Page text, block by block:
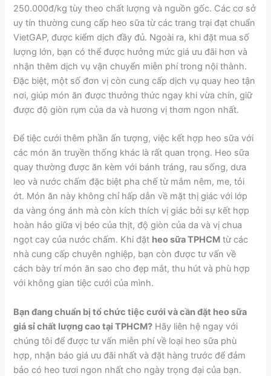
250.000đ/kg tùy theo chất lượng và nguồn gốc. Các cơ sở
uy tín thường cung cấp heo sữa từ các trang trại đạt chuẩn
VietGAP, được kiểm dịch đầy đủ. Ngoài ra, khi đặt mua số
lượng lớn, bạn có thể được hưởng mức giá ưu đãi hơn và
nhận thêm dịch vụ vận chuyển miễn phí trong nội thành.
Đặc biệt, một số đơn vị còn cung cấp dịch vụ quay heo tận
nơi, giúp món ăn được thưởng thức ngay khi vừa chín, giữ
được độ giòn rụm của da và hương vị thơm ngon nhất.
Để tiệc cưới thêm phần ấn tượng, việc kết hợp heo sữa với
các món ăn truyền thống khác là rất quan trọng. Heo sữa
quay thường được ăn kèm với bánh tráng, rau sống, dưa
leo và nước chấm đặc biệt pha chế từ mắm nêm, me, tỏi
ớt. Món ăn này không chỉ hấp dẫn về mặt thị giác với lớp
da vàng óng ánh mà còn kích thích vị giác bởi sự kết hợp
hoàn hảo giữa vị béo của thịt, độ giòn của da và vị chua
ngọt cay của nước chấm. Khi đặt heo sữa TPHCM từ các
nhà cung cấp chuyên nghiệp, bạn còn được tư vấn về
cách bày trí món ăn sao cho đẹp mắt, thu hút và phù hợp
với không gian tiệc cưới của mình.
Bạn đang chuẩn bị tổ chức tiệc cưới và cần đặt heo sữa
giá sỉ chất lượng cao tại TPHCM? Hãy liên hệ ngay với
chúng tôi để được tư vấn miễn phí về loại heo sữa phù
hợp, nhận báo giá ưu đãi nhất và đặt hàng trước để đảm
bảo có heo tươi ngon nhất cho ngày trọng đại của bạn.